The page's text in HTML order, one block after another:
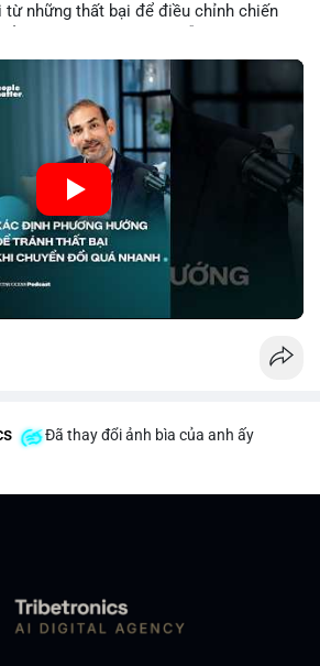
từ những thất bại để điều chỉnh chiến
chính và crypto, hiểu rõ nguyên nhân
ro hiệu quả và tránh lặp lại sai lầm.
trọng khi áp dụng vào các mô hình kinh
vào dự án blockchain.
tại:
Đã thay đổi ảnh bìa của anh ấy